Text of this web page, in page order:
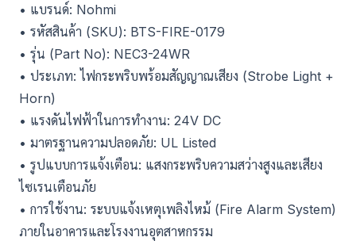
• แบรนด์: Nohmi
• รหัสสินค้า (SKU): BTS-FIRE-0179
• รุ่น (Part No): NEC3-24WR
• ประเภท: ไฟกระพริบพร้อมสัญญาณเสียง (Strobe Light +
Horn)
• แรงดันไฟฟ้าในการทำงาน: 24V DC
• มาตรฐานความปลอดภัย: UL Listed
• รูปแบบการแจ้งเตือน: แสงกระพริบความสว่างสูงและเสียง
ไซเรนเตือนภัย
• การใช้งาน: ระบบแจ้งเหตุเพลิงไหม้ (Fire Alarm System)
ภายในอาคารและโรงงานอุตสาหกรรม